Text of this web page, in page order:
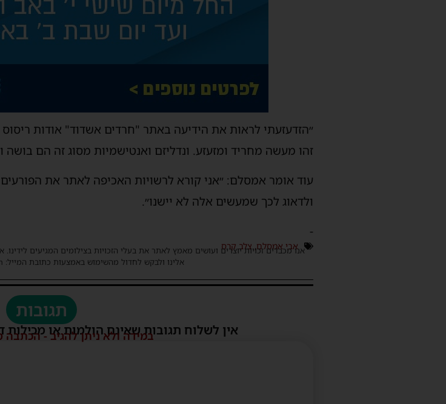
״הזדעזעתי לראות את הידיעה באתר "חרדים אשדוד" אודות
זהו מעשה מחריד ומזעזע. ונדליזם ואנטישמיות מסוג זה הם
עוד אומר אמסלם: ״אני קורא לרשויות האכיפה לאתר את
ולדאוג לכך שמעשים אלה לא יישנו״.
-
אבי אמסלם,צלב קרס
אנו מכבדים זכויות יוצרים ועושים מאמץ לאתר את בעלי הזכויות בצילומים המגיעים
אלינו ולבקש לחדול מהשימוש באמצעות כתובת המייל: haredim.ashdod@gmail.com
תגובות
אין לשלוח תגובות שאינם הולמות או מכילות
במידה ולא ניתן להגיב - הכתבה